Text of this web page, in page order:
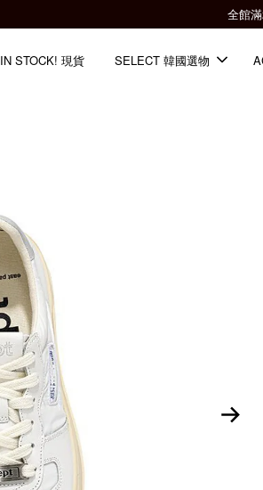
IN STOCK! 現貨 SELECT 韓國選物